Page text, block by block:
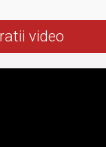
video